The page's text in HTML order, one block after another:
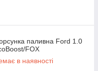
паливна Ford 1.0
FOX
в наявності